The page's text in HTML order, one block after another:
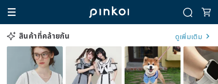
สินค้าที่คล้ายกัน ดูเพิ่มเติม